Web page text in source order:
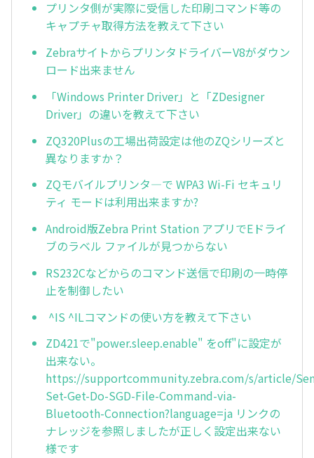
プリンタ側が実際に受信した印刷コマンド等の
キャプチャ取得方法を教えて下さい
ZebraサイトからプリンタドライバーV8がダウン
ロード出来ません
「Windows Printer Driver」と「ZDesigner
Driver」の違いを教えて下さい
ZQ320Plusの工場出荷設定は他のZQシリーズと
異なりますか？
ZQモバイルプリンタ―で WPA3 Wi-Fi セキュリ
ティ モードは利用出来ますか?
Android版Zebra Print Station アプリでEドライ
ブのラベル ファイルが見つからない
RS232Cなどからのコマンド送信で印刷の一時停
止を制御したい
^IS ^ILコマンドの使い方を教えて下さい
ZD421で"power.sleep.enable" をoff"に設定が
出来ない。
https://supportcommunity.zebra.com/s/article/
Set-Get-Do-SGD-File-Command-via-
Bluetooth-Connection?language=ja リンクの
ナレッジを参照しましたが正しく設定出来ない
様です